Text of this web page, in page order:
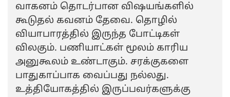
வாகனம் தொடர்பான விஷயங்களில்
கூடுதல் கவனம் தேவை. தொழில்
வியாபாரத்தில் இருந்த போட்டிகள்
விலகும். பணியாட்கள் மூலம் காரிய
அனுகூலம் உண்டாகும். சரக்குகளை
பாதுகாப்பாக வைப்பது நல்லது.
உத்தியோகத்தில் இருப்பவர்களுக்கு